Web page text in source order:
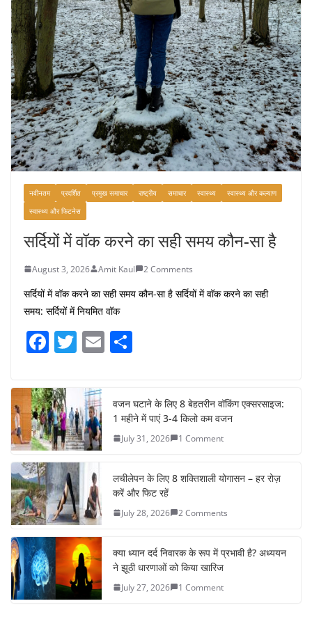
नवीनतम प्रदर्शित प्रमुख समाचार राष्ट्रीय समाचार स्वास्थ्य
स्वास्थ्य और कल्याण
स्वास्थ्य और फिटनेस
सर्दियों में वॉक करने का सही समय कौन-सा है
August 3, 2026 Amit Kaul 2 Comments
सर्दियों में वॉक करने का सही समय कौन-सा है सर्दियों में वॉक करने का सही
समय: सर्दियों में नियमित वॉक
F
c
e
b
o
o
k
T
itt
er
E
e
वजन घटाने के लिए 8 बेहतरीन वॉकिंग एक्सरसाइज:
1 महीने में पाएं 3-4 किलो कम वजन
July 31, 2026 1 Comment
लचीलेपन के लिए 8 शक्तिशाली योगासन – हर रोज़
करें और फिट रहें
July 28, 2026 2 Comments
क्या ध्यान दर्द निवारक के रूप में प्रभावी है? अध्ययन
ने झूठी धारणाओं को किया खारिज
July 27, 2026 1 Comment